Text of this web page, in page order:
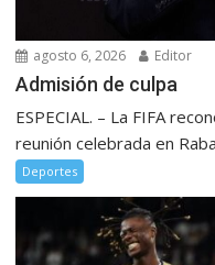
agosto 6, 2026 Editor
Admisión de culpa
ESPECIAL. – La FIFA
reunión celebrada en
Deportes